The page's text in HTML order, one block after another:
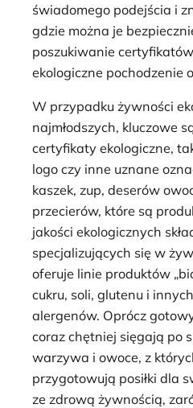
świadomego podejścia i
gdzie można je
poszukiwanie
ekologiczne pochodzenie
W przypadku żywności
najmłodszych, kluczowe
certyfikaty ekologiczne,
logo czy inne uznane
kaszek, zup, deserów
przecierów, które są
jakości ekologicznych
specjalizujących się w
oferuje linie produktów
cukru, soli, glutenu i
alergenów. Oprócz
coraz chętniej sięgają po
warzywa i owoce, z
przygotowują posiłki dla
ze zdrową żywnością,